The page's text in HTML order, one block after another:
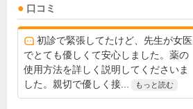
口コミ
初診で緊張してたけど、先生が女医
でとても優しくて安心しました。薬の
使用方法を詳しく説明してくださいま
した。親切で優しく接...
もっと読む